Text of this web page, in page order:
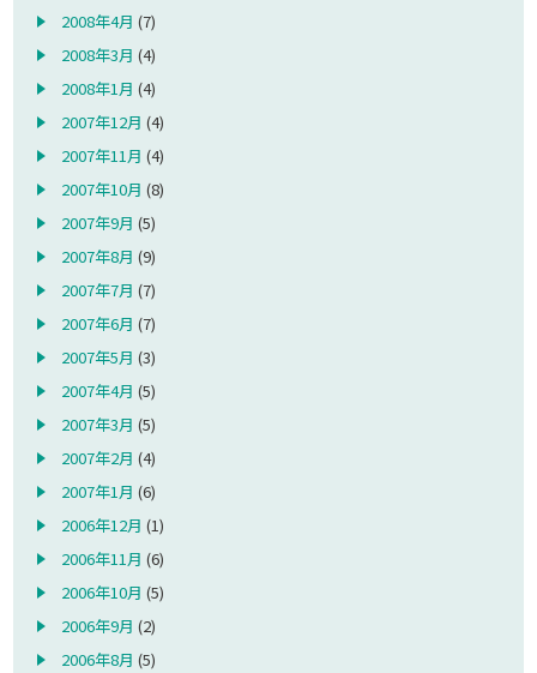
2008年4月 (7)
2008年3月 (4)
2008年1月 (4)
2007年12月 (4)
2007年11月 (4)
2007年10月 (8)
2007年9月 (5)
2007年8月 (9)
2007年7月 (7)
2007年6月 (7)
2007年5月 (3)
2007年4月 (5)
2007年3月 (5)
2007年2月 (4)
2007年1月 (6)
2006年12月 (1)
2006年11月 (6)
2006年10月 (5)
2006年9月 (2)
2006年8月 (5)